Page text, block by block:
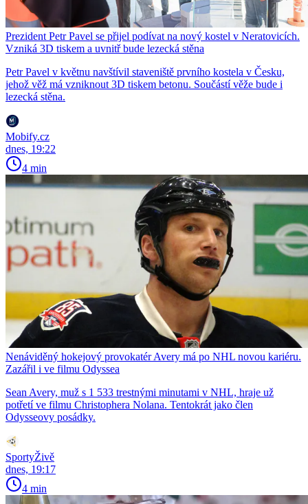
Prezident Petr Pavel se přijel podívat na nový kostel v Neratovicích.
Vzniká 3D tiskem a uvnitř bude lezecká stěna
Petr Pavel v květnu navštívil staveniště prvního kostela v Česku,
jehož věž má vzniknout 3D tiskem betonu. Součástí věže bude i
lezecká stěna.
Mobify.cz
dnes, 19:22
4 min
Nenáviděný hokejový provokatér Avery má po NHL novou kariéru.
Zazářil i ve filmu Odyssea
Sean Avery, muž s 1 533 trestnými minutami v NHL, hraje už
potřetí ve filmu Christophera Nolana. Tentokrát jako člen
Odysseovy posádky.
SportyŽivě
dnes, 19:17
4 min